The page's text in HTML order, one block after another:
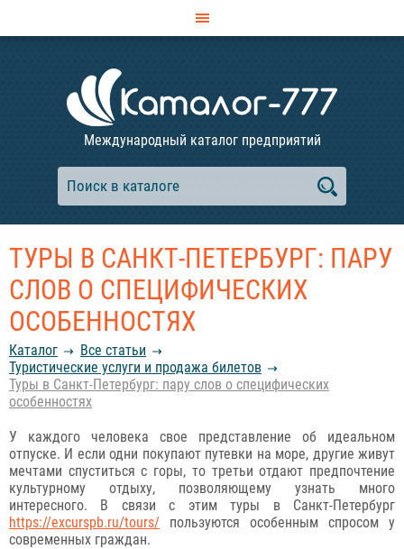
Международный каталог предприятий
ТУРЫ В САНКТ-ПЕТЕРБУРГ: ПАРУ
СЛОВ О СПЕЦИФИЧЕСКИХ
ОСОБЕННОСТЯХ
Каталог
Все статьи
Туристические услуги и продажа билетов
Туры в Санкт-Петербург: пару слов о специфических
особенностях
У каждого человека свое представление об идеальном
отпуске. И если одни покупают путевки на море, другие живут
мечтами спуститься с горы, то третьи отдают предпочтение
культурному отдыху, позволяющему узнать много
интересного. В связи с этим туры в Санкт-Петербург
https://excurspb.ru/tours/ пользуются особенным спросом у
современных граждан.